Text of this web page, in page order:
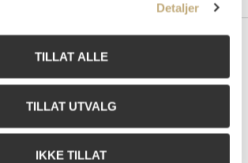
Detaljer
TILLAT ALLE
TILLAT UTVALG
IKKE TILLAT
Auksjoner AS